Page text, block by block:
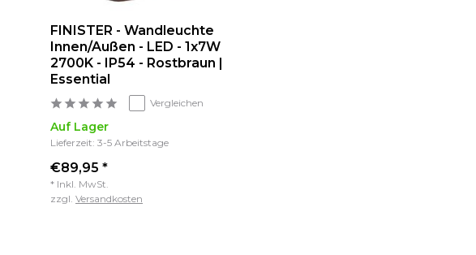
FINISTER - Wandleuchte
Innen/Außen - LED - 1x7W
2700K - IP54 - Rostbraun |
Essential
Vergleichen
Auf Lager
Lieferzeit: 3-5 Arbeitstage
€89,95 *
* Inkl. MwSt.
zzgl. Versandkosten